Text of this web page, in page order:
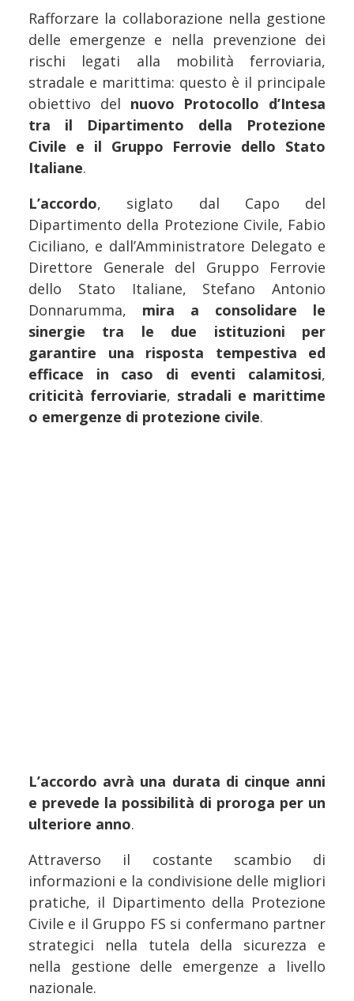
Rafforzare la collaborazione nella gestione
delle emergenze e nella prevenzione dei
rischi legati alla mobilità ferroviaria,
stradale e marittima: questo è il principale
obiettivo del nuovo Protocollo d’Intesa
tra il Dipartimento della Protezione
Civile e il Gruppo Ferrovie dello Stato
Italiane.
L’accordo, siglato dal Capo del
Dipartimento della Protezione Civile, Fabio
Ciciliano, e dall’Amministratore Delegato e
Direttore Generale del Gruppo Ferrovie
dello Stato Italiane, Stefano Antonio
Donnarumma, mira a consolidare le
sinergie tra le due istituzioni per
garantire una risposta tempestiva ed
efficace in caso di eventi calamitosi,
criticità ferroviarie, stradali e marittime
o emergenze di protezione civile.
L’accordo avrà una durata di cinque anni
e prevede la possibilità di proroga per un
ulteriore anno.
Attraverso il costante scambio di
informazioni e la condivisione delle migliori
pratiche, il Dipartimento della Protezione
Civile e il Gruppo FS si confermano partner
strategici nella tutela della sicurezza e
nella gestione delle emergenze a livello
nazionale.